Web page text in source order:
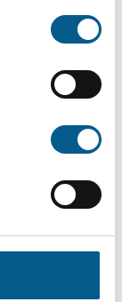
Suchen